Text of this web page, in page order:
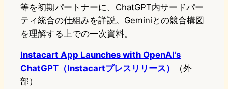
等を初期パートナーに、ChatGPT内サードパー
ティ統合の仕組みを詳説。Geminiとの競合構図
を理解する上での一次資料。
Instacart App Launches with OpenAI’s
ChatGPT（Instacartプレスリリース）
（外
部）